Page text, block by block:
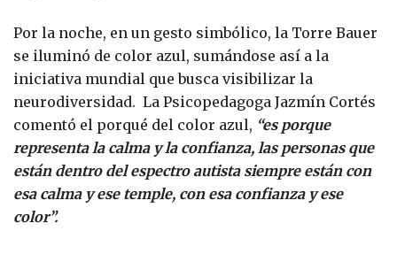
Por la noche, en un gesto simbólico, la Torre Bauer
se iluminó de color azul, sumándose así a la
iniciativa mundial que busca visibilizar la
neurodiversidad. La Psicopedagoga Jazmín Cortés
comentó el porqué del color azul, “es porque
representa la calma y la confianza, las personas que
están dentro del espectro autista siempre están con
esa calma y ese temple, con esa confianza y ese
color”.